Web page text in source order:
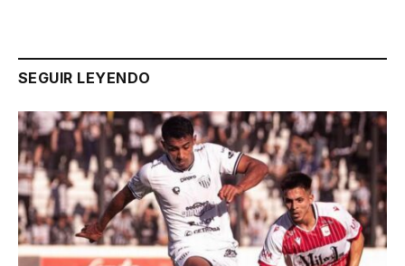
SEGUIR LEYENDO